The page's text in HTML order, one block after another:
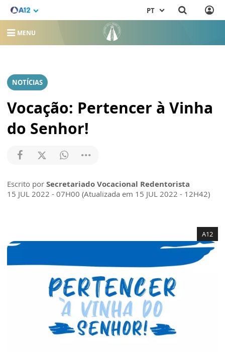
PT
MENU
NOTÍCIAS
Vocação: Pertencer à Vinha
do Senhor!
Escrito por Secretariado Vocacional Redentorista
15 JUL 2022 - 07H00 (Atualizada em 15 JUL 2022 - 12H42)
A12